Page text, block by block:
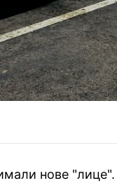
нове